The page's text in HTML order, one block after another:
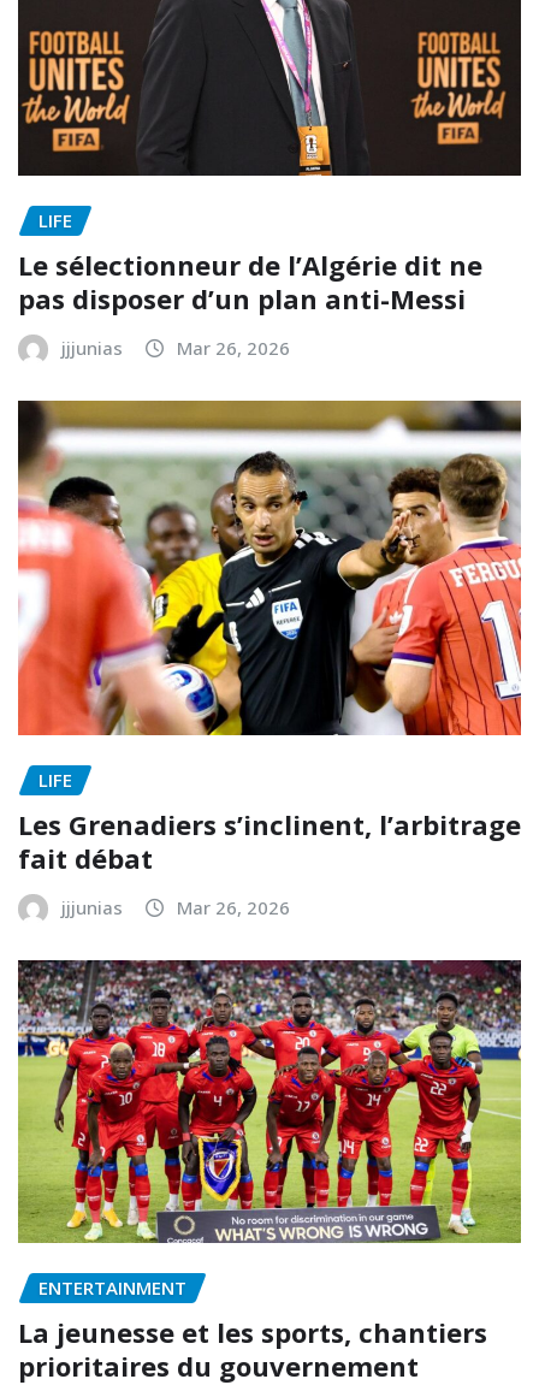
LIFE
Le sélectionneur de l’Algérie dit ne
pas disposer d’un plan anti-Messi
jjjunias Mar 26, 2026
LIFE
Les Grenadiers s’inclinent, l’arbitrage
fait débat
jjjunias Mar 26, 2026
ENTERTAINMENT
La jeunesse et les sports, chantiers
prioritaires du gouvernement